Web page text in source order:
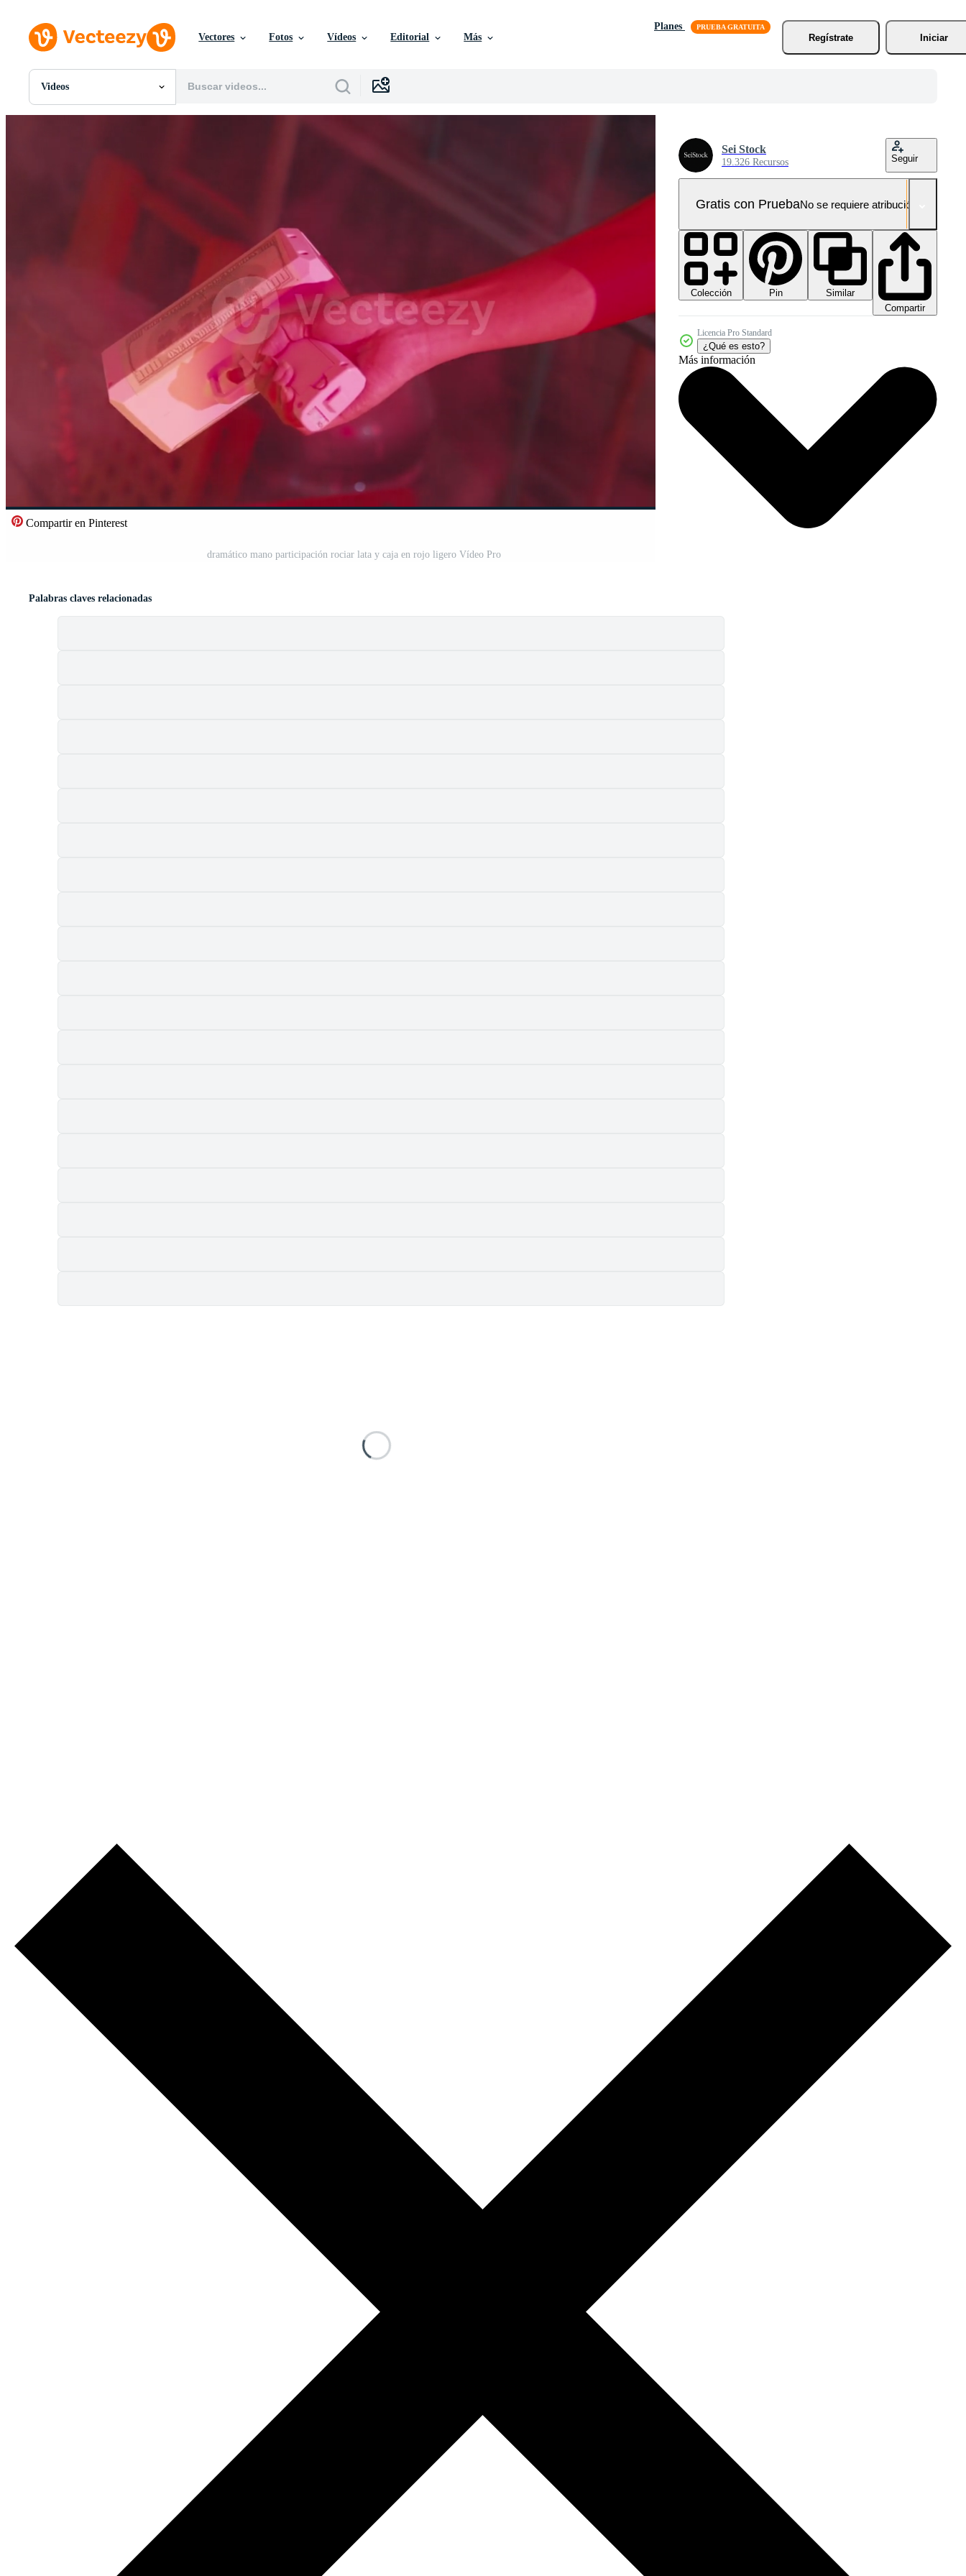
Vectores Fotos Vídeos Editorial Más
Planes
Regístrate
Iniciar
Videos
Todas Imágenes
Compartir en Pinterest
dramático mano participación rociar lata y caja en rojo ligero Vídeo Pro
Sei Stock
19.326 Recursos Seguir
Gratis con PruebaNo se requiere atribución!
Colección Pin
Similar
Compartir
Licencia Pro Standard
¿Qué es esto?
Más información
Palabras claves relacionadas